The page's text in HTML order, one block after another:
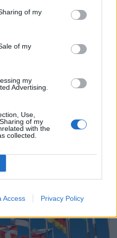
of my
of my
my
Advertising.
Use,
of my
with the
collected.
Access Privacy Policy
εγκύκλιος για την
Humanitas", ο Πάπας
ως αφετηρία για να
πόλεμο, τη διάβρωση της
εξουσίας σε